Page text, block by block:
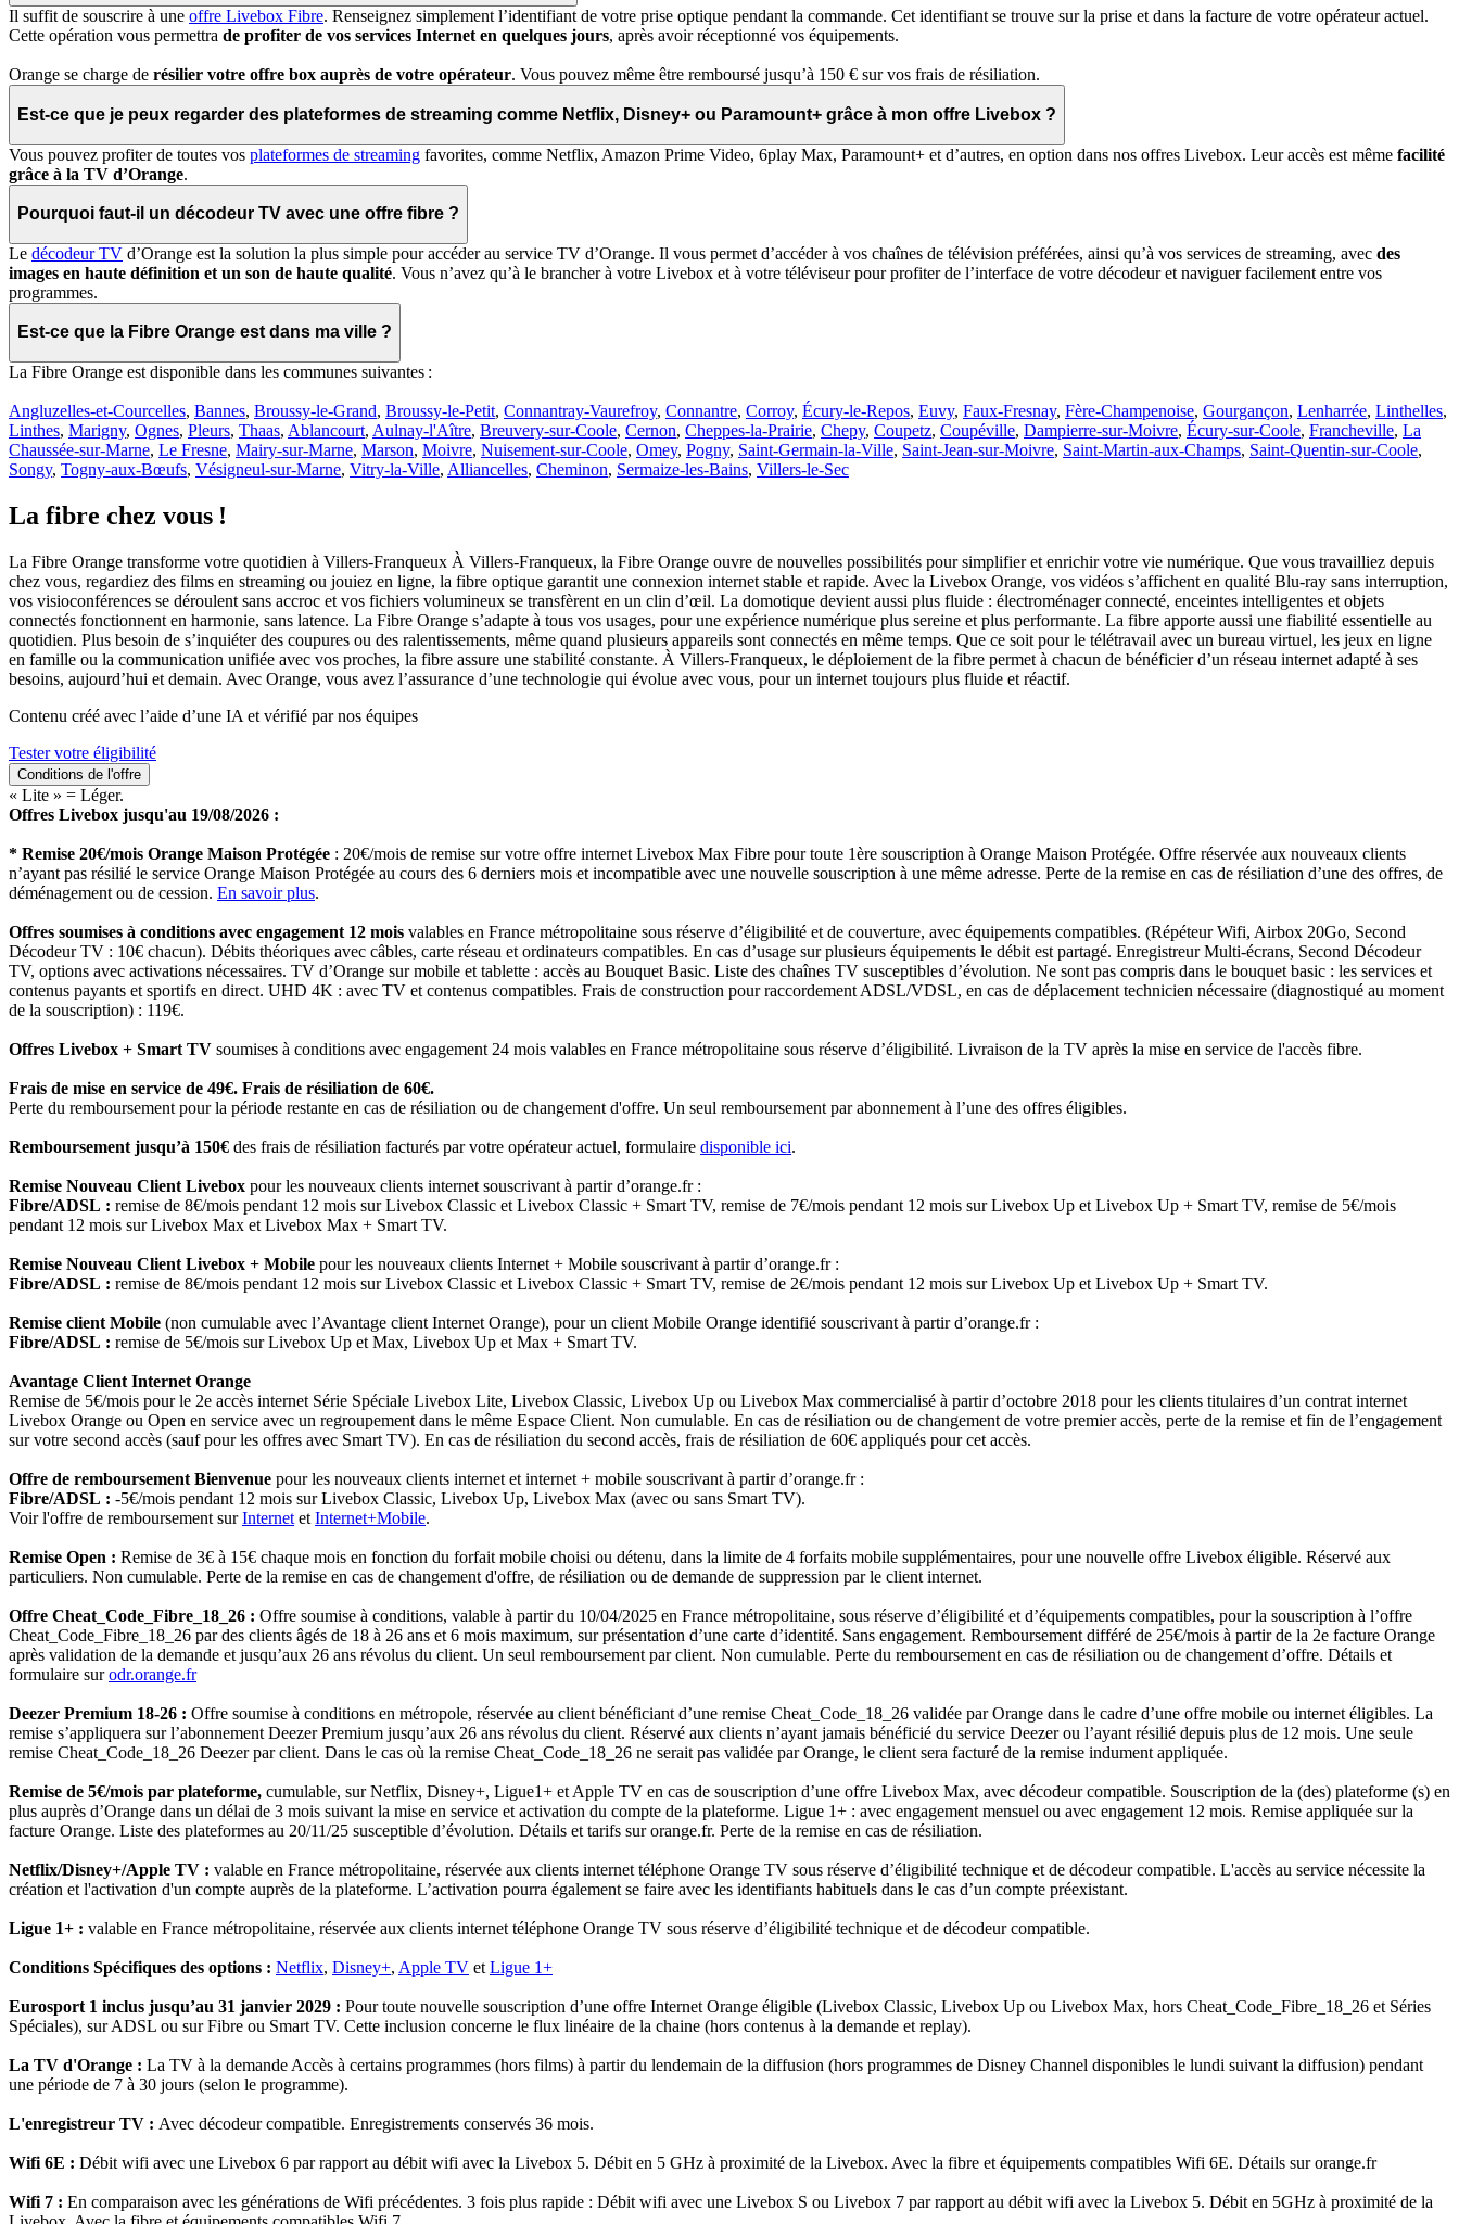
Il suffit de souscrire à une offre Livebox Fibre. Renseignez simplement l’identifiant de votre prise optique pendant la commande. Cet identifiant se trouve sur la prise et dans la facture de votre opérateur actuel.
Cette opération vous permettra de profiter de vos services Internet en quelques jours, après avoir réceptionné vos équipements.
Orange se charge de résilier votre offre box auprès de votre opérateur. Vous pouvez même être remboursé jusqu’à 150 € sur vos frais de résiliation.
Est-ce que je peux regarder des plateformes de streaming comme Netflix, Disney+ ou Paramount+ grâce à mon offre Livebox ?
Vous pouvez profiter de toutes vos plateformes de streaming favorites, comme Netflix, Amazon Prime Video, 6play Max, Paramount+ et d’autres, en option dans nos offres Livebox. Leur accès est même facilité
grâce à la TV d’Orange.
Pourquoi faut-il un décodeur TV avec une offre fibre ?
Le décodeur TV d’Orange est la solution la plus simple pour accéder au service TV d’Orange. Il vous permet d’accéder à vos chaînes de télévision préférées, ainsi qu’à vos services de streaming, avec des
images en haute définition et un son de haute qualité. Vous n’avez qu’à le brancher à votre Livebox et à votre téléviseur pour profiter de l’interface de votre décodeur et naviguer facilement entre vos
programmes.
Est-ce que la Fibre Orange est dans ma ville ?
La Fibre Orange est disponible dans les communes suivantes :
Angluzelles-et-Courcelles, Bannes, Broussy-le-Grand, Broussy-le-Petit, Connantray-Vaurefroy, Connantre, Corroy, Écury-le-Repos, Euvy, Faux-Fresnay, Fère-Champenoise, Gourgançon, Lenharrée, Linthelles,
Linthes, Marigny, Ognes, Pleurs, Thaas, Ablancourt, Aulnay-l'Aître, Breuvery-sur-Coole, Cernon, Cheppes-la-Prairie, Chepy, Coupetz, Coupéville, Dampierre-sur-Moivre, Écury-sur-Coole, Francheville, La
Chaussée-sur-Marne, Le Fresne, Mairy-sur-Marne, Marson, Moivre, Nuisement-sur-Coole, Omey, Pogny, Saint-Germain-la-Ville, Saint-Jean-sur-Moivre, Saint-Martin-aux-Champs, Saint-Quentin-sur-Coole,
Songy, Togny-aux-Bœufs, Vésigneul-sur-Marne, Vitry-la-Ville, Alliancelles, Cheminon, Sermaize-les-Bains, Villers-le-Sec
La fibre chez vous !
La Fibre Orange transforme votre quotidien à Villers-Franqueux À Villers-Franqueux, la Fibre Orange ouvre de nouvelles possibilités pour simplifier et enrichir votre vie numérique. Que vous travailliez depuis
chez vous, regardiez des films en streaming ou jouiez en ligne, la fibre optique garantit une connexion internet stable et rapide. Avec la Livebox Orange, vos vidéos s’affichent en qualité Blu-ray sans interruption,
vos visioconférences se déroulent sans accroc et vos fichiers volumineux se transfèrent en un clin d’œil. La domotique devient aussi plus fluide : électroménager connecté, enceintes intelligentes et objets
connectés fonctionnent en harmonie, sans latence. La Fibre Orange s’adapte à tous vos usages, pour une expérience numérique plus sereine et plus performante. La fibre apporte aussi une fiabilité essentielle au
quotidien. Plus besoin de s’inquiéter des coupures ou des ralentissements, même quand plusieurs appareils sont connectés en même temps. Que ce soit pour le télétravail avec un bureau virtuel, les jeux en ligne
en famille ou la communication unifiée avec vos proches, la fibre assure une stabilité constante. À Villers-Franqueux, le déploiement de la fibre permet à chacun de bénéficier d’un réseau internet adapté à ses
besoins, aujourd’hui et demain. Avec Orange, vous avez l’assurance d’une technologie qui évolue avec vous, pour un internet toujours plus fluide et réactif.
Contenu créé avec l’aide d’une IA et vérifié par nos équipes
Tester votre éligibilité
Conditions de l'offre
« Lite » = Léger.
Offres Livebox jusqu'au 19/08/2026 :
* Remise 20€/mois Orange Maison Protégée : 20€/mois de remise sur votre offre internet Livebox Max Fibre pour toute 1ère souscription à Orange Maison Protégée. Offre réservée aux nouveaux clients
n’ayant pas résilié le service Orange Maison Protégée au cours des 6 derniers mois et incompatible avec une nouvelle souscription à une même adresse. Perte de la remise en cas de résiliation d’une des offres, de
déménagement ou de cession. En savoir plus.
Offres soumises à conditions avec engagement 12 mois valables en France métropolitaine sous réserve d’éligibilité et de couverture, avec équipements compatibles. (Répéteur Wifi, Airbox 20Go, Second
Décodeur TV : 10€ chacun). Débits théoriques avec câbles, carte réseau et ordinateurs compatibles. En cas d’usage sur plusieurs équipements le débit est partagé. Enregistreur Multi-écrans, Second Décodeur
TV, options avec activations nécessaires. TV d’Orange sur mobile et tablette : accès au Bouquet Basic. Liste des chaînes TV susceptibles d’évolution. Ne sont pas compris dans le bouquet basic : les services et
contenus payants et sportifs en direct. UHD 4K : avec TV et contenus compatibles. Frais de construction pour raccordement ADSL/VDSL, en cas de déplacement technicien nécessaire (diagnostiqué au moment
de la souscription) : 119€.
Offres Livebox + Smart TV soumises à conditions avec engagement 24 mois valables en France métropolitaine sous réserve d’éligibilité. Livraison de la TV après la mise en service de l'accès fibre.
Frais de mise en service de 49€. Frais de résiliation de 60€.
Perte du remboursement pour la période restante en cas de résiliation ou de changement d'offre. Un seul remboursement par abonnement à l’une des offres éligibles.
Remboursement jusqu’à 150€ des frais de résiliation facturés par votre opérateur actuel, formulaire disponible ici.
Remise Nouveau Client Livebox pour les nouveaux clients internet souscrivant à partir d’orange.fr :
Fibre/ADSL : remise de 8€/mois pendant 12 mois sur Livebox Classic et Livebox Classic + Smart TV, remise de 7€/mois pendant 12 mois sur Livebox Up et Livebox Up + Smart TV, remise de 5€/mois
pendant 12 mois sur Livebox Max et Livebox Max + Smart TV.
Remise Nouveau Client Livebox + Mobile pour les nouveaux clients Internet + Mobile souscrivant à partir d’orange.fr :
Fibre/ADSL : remise de 8€/mois pendant 12 mois sur Livebox Classic et Livebox Classic + Smart TV, remise de 2€/mois pendant 12 mois sur Livebox Up et Livebox Up + Smart TV.
Remise client Mobile (non cumulable avec l’Avantage client Internet Orange), pour un client Mobile Orange identifié souscrivant à partir d’orange.fr :
Fibre/ADSL : remise de 5€/mois sur Livebox Up et Max, Livebox Up et Max + Smart TV.
Avantage Client Internet Orange
Remise de 5€/mois pour le 2e accès internet Série Spéciale Livebox Lite, Livebox Classic, Livebox Up ou Livebox Max commercialisé à partir d’octobre 2018 pour les clients titulaires d’un contrat internet
Livebox Orange ou Open en service avec un regroupement dans le même Espace Client. Non cumulable. En cas de résiliation ou de changement de votre premier accès, perte de la remise et fin de l’engagement
sur votre second accès (sauf pour les offres avec Smart TV). En cas de résiliation du second accès, frais de résiliation de 60€ appliqués pour cet accès.
Offre de remboursement Bienvenue pour les nouveaux clients internet et internet + mobile souscrivant à partir d’orange.fr :
Fibre/ADSL : -5€/mois pendant 12 mois sur Livebox Classic, Livebox Up, Livebox Max (avec ou sans Smart TV).
Voir l'offre de remboursement surInternet et Internet+Mobile.
Remise Open : Remise de 3€ à 15€ chaque mois en fonction du forfait mobile choisi ou détenu, dans la limite de 4 forfaits mobile supplémentaires, pour une nouvelle offre Livebox éligible. Réservé aux
particuliers. Non cumulable. Perte de la remise en cas de changement d'offre, de résiliation ou de demande de suppression par le client internet.
Offre Cheat_Code_Fibre_18_26 : Offre soumise à conditions, valable à partir du 10/04/2025 en France métropolitaine, sous réserve d’éligibilité et d’équipements compatibles, pour la souscription à l’offre
Cheat_Code_Fibre_18_26 par des clients âgés de 18 à 26 ans et 6 mois maximum, sur présentation d’une carte d’identité. Sans engagement. Remboursement différé de 25€/mois à partir de la 2e facture Orange
après validation de la demande et jusqu’aux 26 ans révolus du client. Un seul remboursement par client. Non cumulable. Perte du remboursement en cas de résiliation ou de changement d’offre. Détails et
formulaire surodr.orange.fr
Deezer Premium 18-26 : Offre soumise à conditions en métropole, réservée au client bénéficiant d’une remise Cheat_Code_18_26 validée par Orange dans le cadre d’une offre mobile ou internet éligibles. La
remise s’appliquera sur l’abonnement Deezer Premium jusqu’aux 26 ans révolus du client. Réservé aux clients n’ayant jamais bénéficié du service Deezer ou l’ayant résilié depuis plus de 12 mois. Une seule
remise Cheat_Code_18_26 Deezer par client. Dans le cas où la remise Cheat_Code_18_26 ne serait pas validée par Orange, le client sera facturé de la remise indument appliquée.
Remise de 5€/mois par plateforme, cumulable, sur Netflix, Disney+, Ligue1+ et Apple TV en cas de souscription d’une offre Livebox Max, avec décodeur compatible. Souscription de la (des) plateforme (s) en
plus auprès d’Orange dans un délai de 3 mois suivant la mise en service et activation du compte de la plateforme. Ligue 1+ : avec engagement mensuel ou avec engagement 12 mois. Remise appliquée sur la
facture Orange. Liste des plateformes au 20/11/25 susceptible d’évolution. Détails et tarifs sur orange.fr. Perte de la remise en cas de résiliation.
Netflix/Disney+/Apple TV : valable en France métropolitaine, réservée aux clients internet téléphone Orange TV sous réserve d’éligibilité technique et de décodeur compatible. L'accès au service nécessite la
création et l'activation d'un compte auprès de la plateforme. L’activation pourra également se faire avec les identifiants habituels dans le cas d’un compte préexistant.
Ligue 1+ : valable en France métropolitaine, réservée aux clients internet téléphone Orange TV sous réserve d’éligibilité technique et de décodeur compatible.
Conditions Spécifiques des options : Netflix, Disney+, Apple TV et Ligue 1+
Eurosport 1 inclus jusqu’au 31 janvier 2029 : Pour toute nouvelle souscription d’une offre Internet Orange éligible (Livebox Classic, Livebox Up ou Livebox Max, hors Cheat_Code_Fibre_18_26 et Séries
Spéciales), sur ADSL ou sur Fibre ou Smart TV. Cette inclusion concerne le flux linéaire de la chaine (hors contenus à la demande et replay).
La TV d'Orange : La TV à la demande Accès à certains programmes (hors films) à partir du lendemain de la diffusion (hors programmes de Disney Channel disponibles le lundi suivant la diffusion) pendant
une période de 7 à 30 jours (selon le programme).
L'enregistreur TV : Avec décodeur compatible. Enregistrements conservés 36 mois.
Wifi 6E : Débit wifi avec une Livebox 6 par rapport au débit wifi avec la Livebox 5. Débit en 5 GHz à proximité de la Livebox. Avec la fibre et équipements compatibles Wifi 6E. Détails sur orange.fr
Wifi 7 : En comparaison avec les générations de Wifi précédentes. 3 fois plus rapide : Débit wifi avec une Livebox S ou Livebox 7 par rapport au débit wifi avec la Livebox 5. Débit en 5GHz à proximité de la